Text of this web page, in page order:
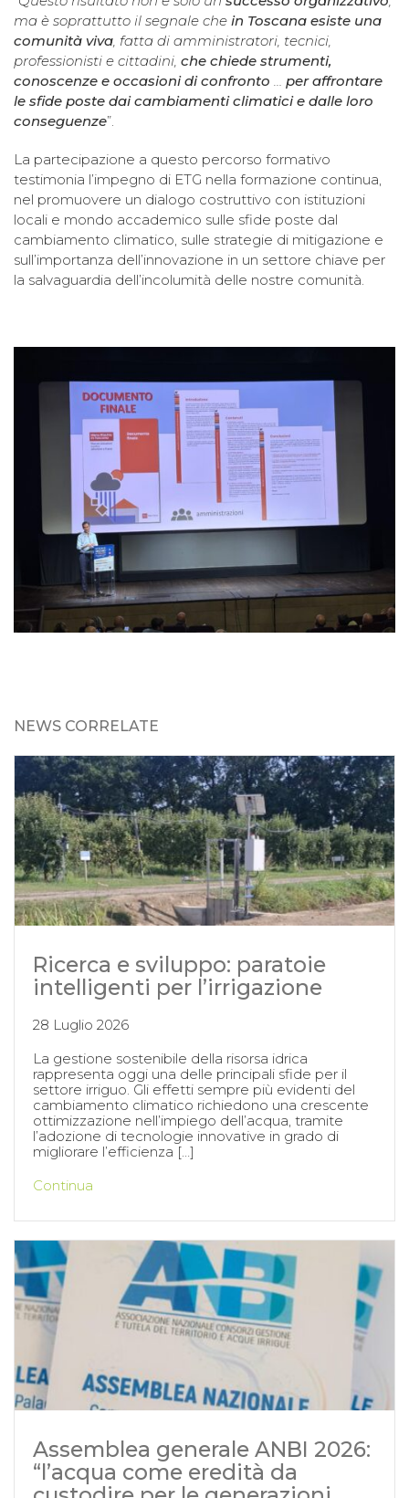
ma è soprattutto il segnale che in Toscana esiste una
comunità viva , fatta di amministratori, tecnici,
professionisti e cittadini, che chiede strumenti,
conoscenze e occasioni di confronto
per affrontare
le sfide poste dai cambiamenti climatici e dalle loro
conseguenze”.
La partecipazione a questo percorso formativo
testimonia l’impegno di ETG nella formazione continua,
nel promuovere un dialogo costruttivo con istituzioni
locali e mondo accademico sulle sfide poste dal
cambiamento climatico, sulle strategie di mitigazione e
sull’importanza dell’innovazione in un settore chiave per
la salvaguardia dell’incolumità delle nostre comunità.
NEWS CORRELATE
Ricerca e sviluppo: paratoie
intelligenti per l’irrigazione
28 Luglio 2026
La gestione sostenibile della risorsa idrica
rappresenta oggi una delle principali sfide per il
settore irriguo. Gli effetti sempre più evidenti del
cambiamento climatico richiedono una crescente
ottimizzazione nell’impiego dell’acqua, tramite
l’adozione di tecnologie innovative in grado di
migliorare l’efficienza […]
Continua
Assemblea generale ANBI 2026:
“l’acqua come eredità da